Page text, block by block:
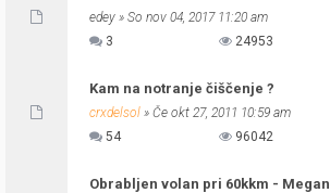
edey » So nov 04, 2017 11:20 am
3
24953
Kam na notranje čiščenje ?
crxdelsol » Če okt 27, 2011 10:59 am
54
96042
Obrabljen volan pri 60kkm -